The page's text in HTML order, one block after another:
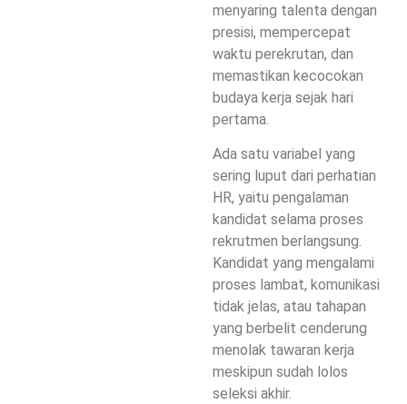
menyaring talenta dengan
presisi, mempercepat
waktu perekrutan, dan
memastikan kecocokan
budaya kerja sejak hari
pertama.
Ada satu variabel yang
sering luput dari perhatian
HR, yaitu pengalaman
kandidat selama proses
rekrutmen berlangsung.
Kandidat yang mengalami
proses lambat, komunikasi
tidak jelas, atau tahapan
yang berbelit cenderung
menolak tawaran kerja
meskipun sudah lolos
seleksi akhir.